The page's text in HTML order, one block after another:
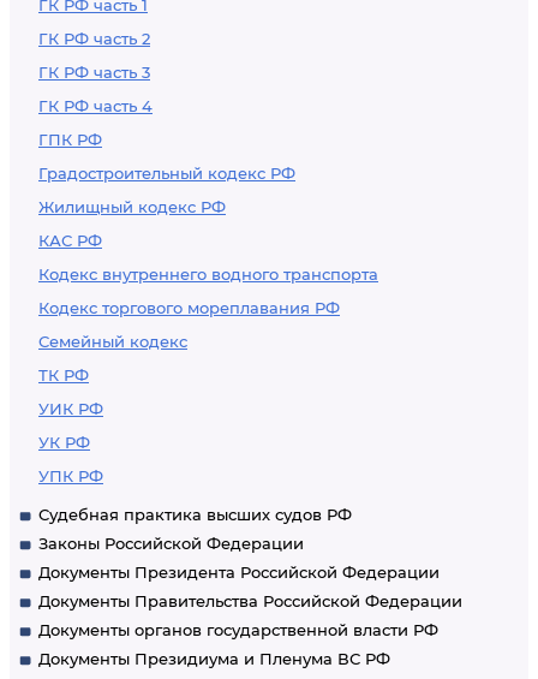
ГК РФ часть 1
ГК РФ часть 2
ГК РФ часть 3
ГК РФ часть 4
ГПК РФ
Градостроительный кодекс РФ
Жилищный кодекс РФ
КАС РФ
Кодекс внутреннего водного транспорта
Кодекс торгового мореплавания РФ
Семейный кодекс
ТК РФ
УИК РФ
УК РФ
УПК РФ
Судебная практика высших судов РФ
Законы Российской Федерации
Документы Президента Российской Федерации
Документы Правительства Российской Федерации
Документы органов государственной власти РФ
Документы Президиума и Пленума ВС РФ